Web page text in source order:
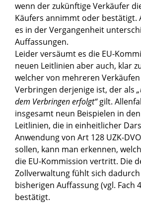
wenn der zukünftige Verkäufer
Käufers annimmt oder bestätigt.
es in der Vergangenheit
Auffassungen.
Leider versäumt es die EU-
neuen Leitlinien aber auch, klar
welcher von mehreren
Verbringen derjenige ist, der als
dem Verbringen erfolgt“gilt.
insgesamt neun Beispielen in
Leitlinien, die in einheitlicher
Anwendung von Art 128 UZK-
sollen, kann man erkennen,
die EU-Kommission vertritt. Die
Zollverwaltung fühlt sich
bisherigen Auffassung (vgl. Fach
bestätigt.